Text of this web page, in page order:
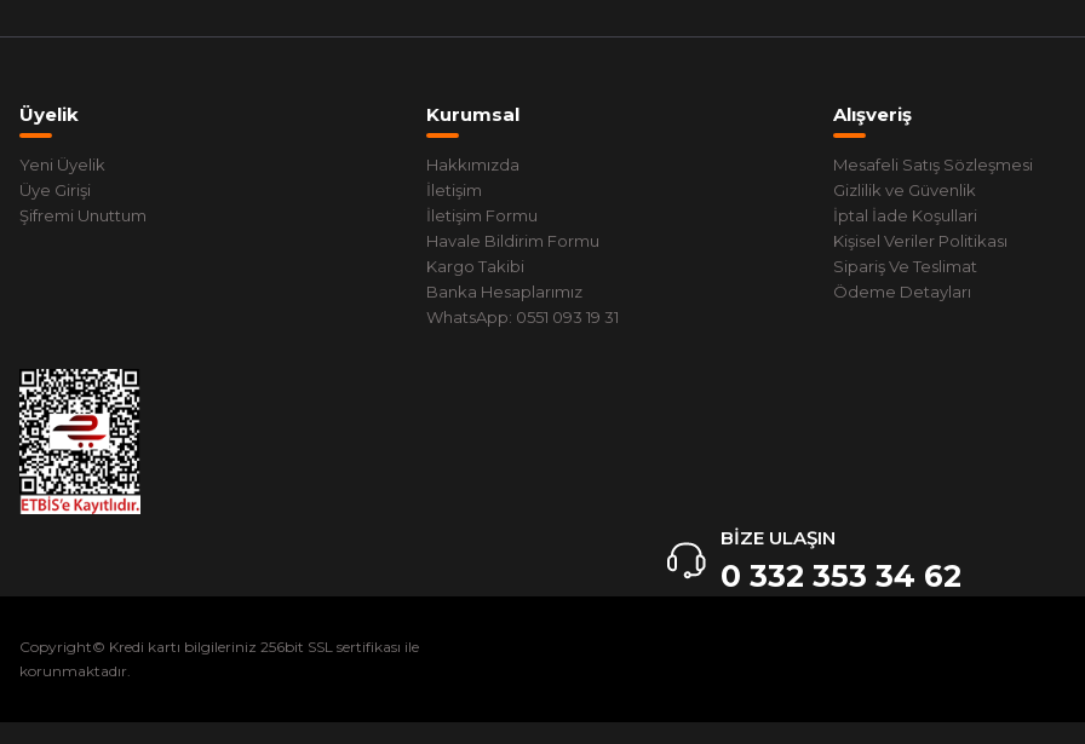
Üyelik
Yeni Üyelik
Üye Girişi
Şifremi Unuttum
Kurumsal
Hakkımızda
İletişim
İletişim Formu
Havale Bildirim Formu
Kargo Takibi
Banka Hesaplarımız
WhatsApp: 0551 093 19 31
Alışveriş
Mesafeli Satış Sözleşmesi
Gizlilik ve Güvenlik
İptal İade Koşullari
Kişisel Veriler Politikası
Sipariş Ve Teslimat
Ödeme Detayları
BİZE ULAŞIN
0 332 353 34 62
Copyright© Kredi kartı bilgileriniz 256bit SSL sertifikası ile
korunmaktadır.